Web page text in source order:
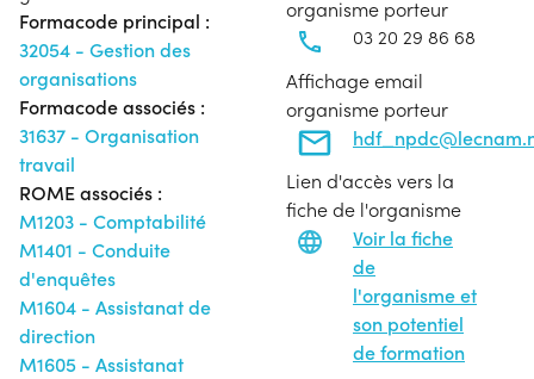
Formacode principal :
32054 - Gestion des
organisations
Formacode associés :
31637 - Organisation
travail
ROME associés :
M1203 - Comptabilité
M1401 - Conduite
d'enquêtes
M1604 - Assistanat de
direction
M1605 - Assistanat
organisme porteur
03 20 29 86 68
Affichage email
organisme porteur
Lien d'accès vers la
fiche de l'organisme
Voir la fiche
de
l'organisme et
son potentiel
de formation